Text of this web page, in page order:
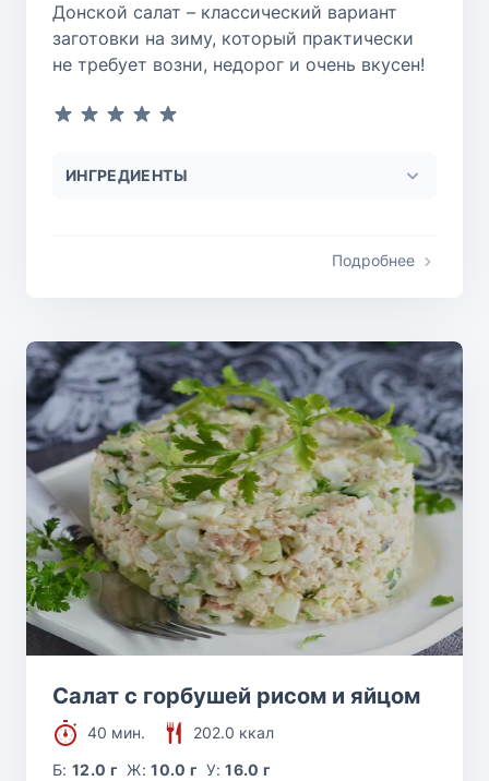
Донской салат – классический вариант
заготовки на зиму, который практически
не требует возни, недорог и очень вкусен!
ИНГРЕДИЕНТЫ
Подробнее
Салат с горбушей рисом и яйцом
40 мин.
202.0 ккал
Б:12.0 г Ж:10.0 г У:16.0 г